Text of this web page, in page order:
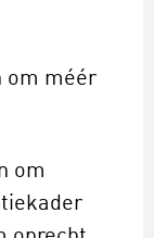
om méér
om